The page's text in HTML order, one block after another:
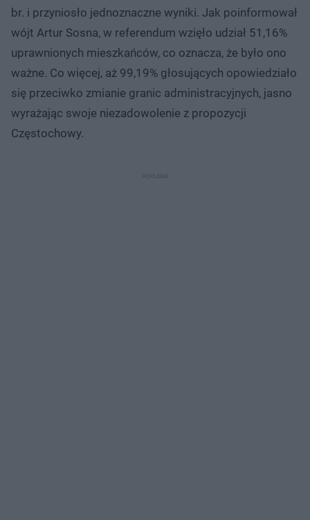
br. i przyniosło jednoznaczne wyniki. Jak poinformował
wójt Artur Sosna, w referendum wzięło udział 51,16%
uprawnionych mieszkańców, co oznacza, że było ono
ważne. Co więcej, aż 99,19% głosujących opowiedziało
się przeciwko zmianie granic administracyjnych, jasno
wyrażając swoje niezadowolenie z propozycji
Częstochowy.